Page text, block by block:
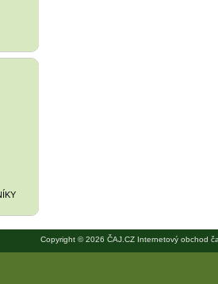
Copyright © 2026 ČAJ.CZ Internetový obchod